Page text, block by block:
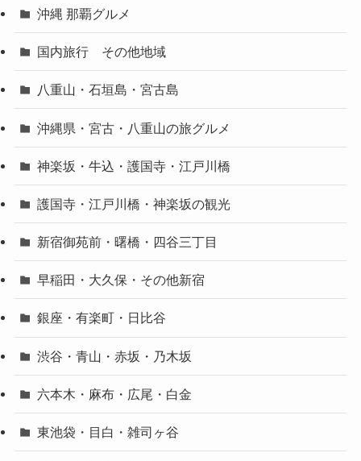
沖縄 那覇グルメ
国内旅行 その他地域
八重山・石垣島・宮古島
沖縄県・宮古・八重山の旅グルメ
神楽坂・牛込・護国寺・江戸川橋
護国寺・江戸川橋・神楽坂の観光
新宿御苑前・曙橋・四谷三丁目
早稲田・大久保・その他新宿
銀座・有楽町・日比谷
渋谷・青山・赤坂・乃木坂
六本木・麻布・広尾・白金
東池袋・目白・雑司ヶ谷